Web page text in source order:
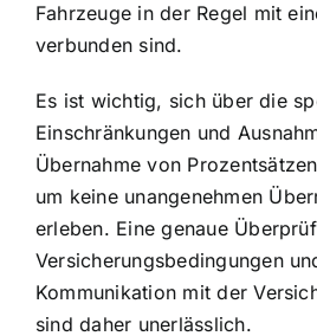
Fahrzeuge in der Regel mit
verbunden sind.
Es ist wichtig, sich über die
Einschränkungen und
Übernahme von
um keine unangenehmen
erleben. Eine genaue
Versicherungsbedingungen
Kommunikation mit der
sind daher unerlässlich.